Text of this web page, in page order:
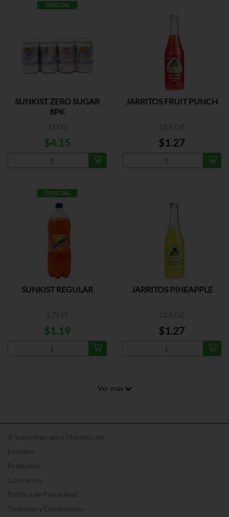
ESPECIAL
SUNKIST ZERO SUGAR
8PK
12 OZ
$4.15
JARRITOS FRUIT PUNCH
12.5 OZ
$1.27
ESPECIAL
SUNKIST REGULAR
1.75 LT
$1.19
JARRITOS PINEAPPLE
12.5 OZ
$1.27
Ver más
© Supermercados Máximo, Inc.
Empleos
Preguntas
Concursos
Política de Privacidad
Términos y Condiciones